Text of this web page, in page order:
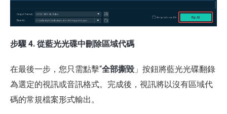
步驟 4. 從藍光光碟中刪除區域代碼
在最後一步，您只需點擊“全部撕毀 」按鈕將藍光光碟翻錄
為選定的視訊或音訊格式。完成後，視訊將以沒有區域代
碼的常規檔案形式輸出。